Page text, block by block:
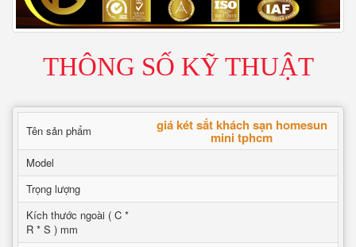
THÔNG SỐ KỸ THUẬT
Tên sản phẩm giá két sắt khách sạn homesun
mini tphcm
Model
Trọng lượng
Kích thước ngoài ( C *
R * S ) mm